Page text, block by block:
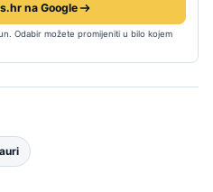
na Google
Odabir možete promijeniti u bilo kojem